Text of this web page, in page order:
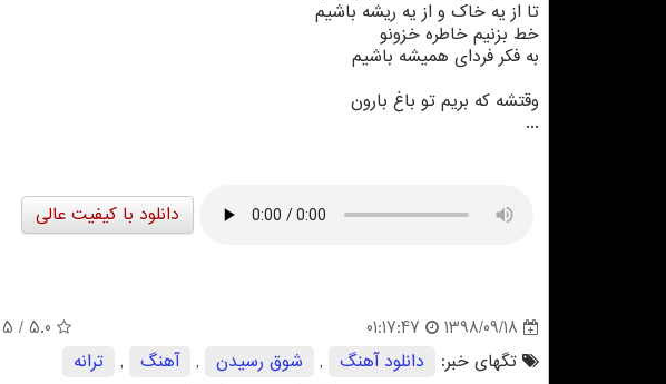
تا از يه خاك و از يه ريشه باشيم
خط بزنيم خاطره خزونو
به فكر فرداى هميشه باشيم
وقتشه كه بريم تو باغ بارون
...
دانلود با کیفیت عالی
1398/09/18
01:17:47
5.0
/ 5
تگهای خبر:
دانلود آهنگ , شوق رسیدن , آهنگ ,
ترانه